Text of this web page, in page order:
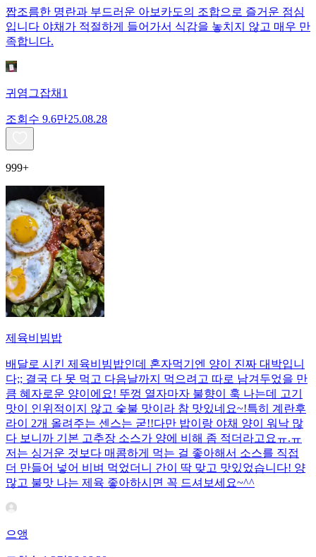
짭조름한 명란과 부드러운 아보카도의 조합으로 즐거운 점심
입니다 야채가 적절하게 들어가서 식감을 놓치지 않고 매우 만
족합니다.
귀염그잡채1
조회수 9.6만25.08.28
999+
제육비빔밥
배달로 시킨 제육비빔밥인데 혼자먹기엔 양이 진짜 대박입니
다;; 결국 다 못 먹고 다음날까지 먹으려고 따로 남겨두었을 만
큼 혜자로운 양이에요! 뚜껑 열자마자 불향이 훅 나는데 고기
맛이 인위적이지 않고 숯불 맛이라 참 맛있네요~!특히 계란후
라이 2개 올려주는 센스는 굳!! ​다만 밥이랑 야채 양이 워낙 많
다 보니까 기본 고추장 소스가 양에 비해 좀 적더라고요ㅠ.ㅠ
저는 싱거운 것보다 매콤하게 먹는 걸 좋아해서 소스를 직접
더 만들어 넣어 비벼 먹었더니 간이 딱 맞고 맛있었습니다! 양
많고 불맛 나는 제육 좋아하시면 꼭 드셔보세요~^^
으앵